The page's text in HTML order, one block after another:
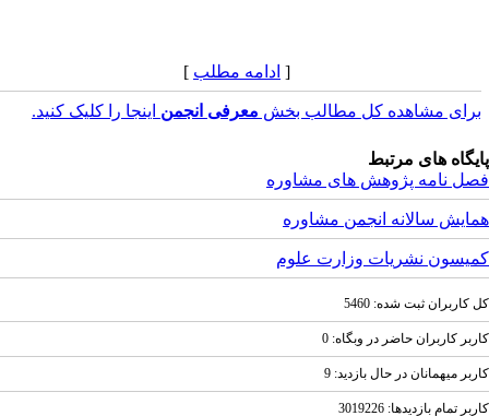
ادامه مطلب]
مشاهده کل مطالب بخش معرفی انجمناینجا را کلیک کنید.
های مرتبط
نامه پژوهش های مشاوره
سالانه انجمن مشاوره
نشریات وزارت علوم
ثبت شده: 5460
کاربران حاضر در وبگاه: 0
ميهمانان در حال بازديد: 9
تمام بازديد‌ها: 3019226